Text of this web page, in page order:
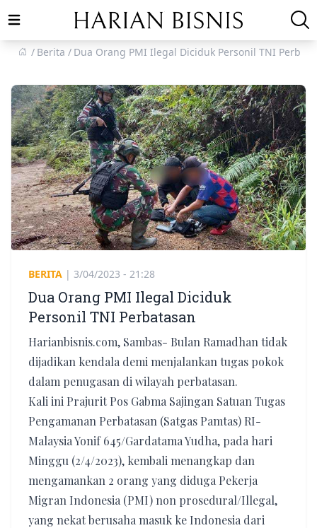
Open main menu
Berita
Dua Orang PMI Ilegal Diciduk Personil TNI
BERITA | 3/04/2023 - 21:28
Dua Orang PMI Ilegal Diciduk
Personil TNI Perbatasan
Harianbisnis.com, Sambas- Bulan Ramadhan tidak
dijadikan kendala demi menjalankan tugas pokok
dalam penugasan di wilayah perbatasan.
Kali ini Prajurit Pos Gabma Sajingan Satuan Tugas
Pengamanan Perbatasan (Satgas Pamtas) RI-
Malaysia Yonif 645/Gardatama Yudha, pada hari
Minggu (2/4/2023), kembali menangkap dan
mengamankan 2 orang yang diduga Pekerja
Migran Indonesia (PMI) non prosedural/Illegal,
yang nekat berusaha masuk ke Indonesia dari